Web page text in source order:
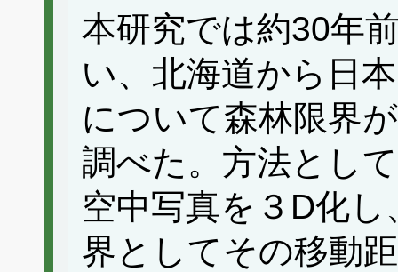
本研究では約30年
い、北海道から日
について森林限界
調べた。方法とし
空中写真を３D化
界としてその移動